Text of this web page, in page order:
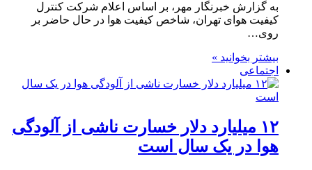
به گزارش خبرنگار مهر، بر اساس اعلام شرکت کنترل
کیفیت هوای تهران، شاخص کیفیت هوا در حال حاضر بر
روی…
بیشتر بخوانید »
اجتماعی
۱۲ میلیارد دلار خسارت ناشی از آلودگی
هوا در یک سال است